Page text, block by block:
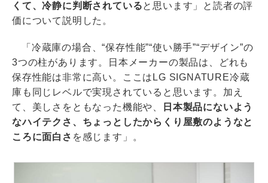
くて、冷静に判断されていると思います」と読者の評
価について説明した。
「冷蔵庫の場合、“保存性能”“使い勝手”“デザイン”の
3つの柱があります。日本メーカーの製品は、どれも
保存性能は非常に高い。ここはLG SIGNATURE冷蔵
庫も同じレベルで実現されていると思います。加え
て、美しさをともなった機能や、
日本製品にないよう
なハイテクさ、ちょっとしたからくり屋敷のようなと
ころに面白さ を感じます」。